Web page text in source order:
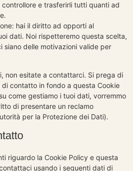
e trasferirli tutti quanti ad
hai il diritto ad opporti al
dati. Noi rispetteremo questa scelta,
siano delle motivazioni valide per
non esitate a contattarci. Si prega di
contatto in fondo a questa Cookie
come gestiamo i tuoi dati, vorremmo
di presentare un reclamo
per la Protezione dei Dati).
riguardo la Cookie Policy e questa
usando i seguenti dati di